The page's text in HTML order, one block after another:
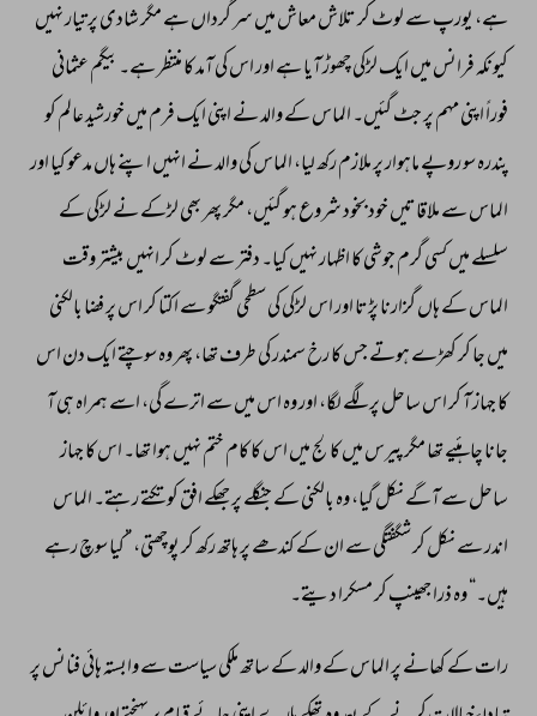
ہے، یورپ سے لوٹ کر تلاش معاش میں سر گرداں ہے مگر شادی پر تیار نہیں
کیونکہ فرانس میں ایک لڑکی چھوڑ آیا ہے اور اس کی آمد کا منتظر ہے۔ بیگم عثمانی
فوراً اپنی مہم پر جٹ گئیں۔ الماس کے والد نے اپنی ایک فرم میں خورشید عالم کو
پندرہ سو روپے ماہوار پر ملازم رکھ لیا، الماس کی والد نے انہیں اپنے ہاں مدعو کیا اور
الماس سے ملاقاتیں خود بخود شروع ہو گئیں، مگر پھر بھی لڑکے نے لڑکی کے
سلسلے میں کسی گرم جوشی کا اظہار نہیں کیا۔ دفتر سے لوٹ کر انہیں بیشتر وقت
الماس کے ہاں گزارنا پڑتا اور اس لڑکی کی سطحی گفتگو سے اکتا کر اس پر فضا بالکنی
میں جا کر کھڑے ہوتے جس کا رخ سمندر کی طرف تھا، پھر وہ سوچتے ایک دن اس
کا جہاز آ کر اس ساحل پر لگے لگا، اور وہ اس میں سے اترے گی، اسے ہمراہ ہی آ
جانا چاہئیے تھا مگر پیرس میں کالج میں اس کا کام ختم نہیں ہوا تھا۔ اس کا جہاز
ساحل سے آگے نکل گیا، وہ بالکنی کے جنگلے پر جھکے افق کو تکتے رہتے۔ الماس
اندر سے نکل کر شگفتگی سے ان کے کندھے پر ہاتھ رکھ کر پوچھتی، ”کیا سوچ رہے
ہیں۔“ وہ ذرا جھینپ کر مسکرا دیتے۔
رات کے کھانے پر الماس کے والد کے ساتھ ملکی سیاست سے وابستہ ہائی فنانس پر